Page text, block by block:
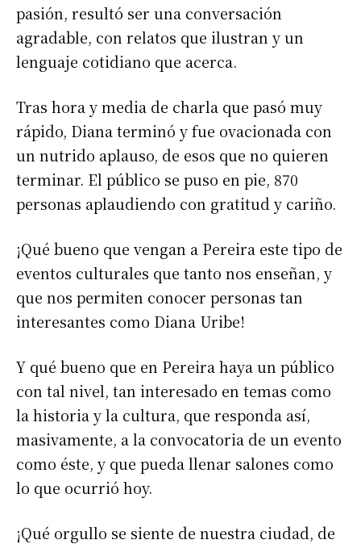
pasión, resultó ser una conversación
agradable, con relatos que ilustran y un
lenguaje cotidiano que acerca.
Tras hora y media de charla que pasó muy
rápido, Diana terminó y fue ovacionada con
un nutrido aplauso, de esos que no quieren
terminar. El público se puso en pie, 870
personas aplaudiendo con gratitud y cariño.
¡Qué bueno que vengan a Pereira este tipo de
eventos culturales que tanto nos enseñan, y
que nos permiten conocer personas tan
interesantes como Diana Uribe!
Y qué bueno que en Pereira haya un público
con tal nivel, tan interesado en temas como
la historia y la cultura, que responda así,
masivamente, a la convocatoria de un evento
como éste, y que pueda llenar salones como
lo que ocurrió hoy.
¡Qué orgullo se siente de nuestra ciudad, de